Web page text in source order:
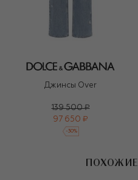
Джинсы Over
139 500 ₽
97 650 ₽
-30%